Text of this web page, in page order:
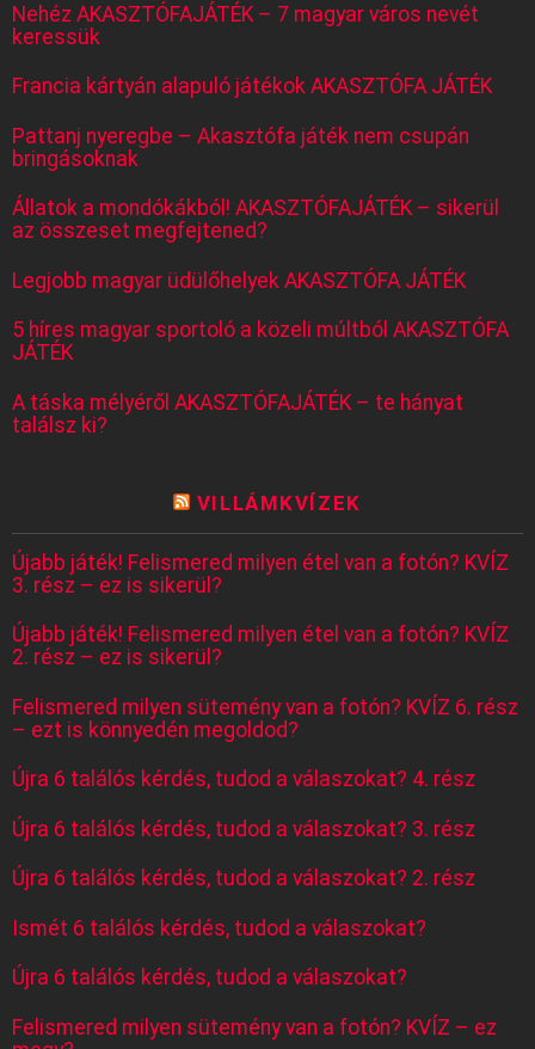
Nehéz AKASZTÓFAJÁTÉK – 7 magyar város nevét
keressük
Francia kártyán alapuló játékok AKASZTÓFA JÁTÉK
Pattanj nyeregbe – Akasztófa játék nem csupán
bringásoknak
Állatok a mondókákból! AKASZTÓFAJÁTÉK – sikerül
az összeset megfejtened?
Legjobb magyar üdülőhelyek AKASZTÓFA JÁTÉK
5 híres magyar sportoló a közeli múltból AKASZTÓFA
JÁTÉK
A táska mélyéről AKASZTÓFAJÁTÉK – te hányat
találsz ki?
VILLÁMKVÍZEK
Újabb játék! Felismered milyen étel van a fotón? KVÍZ
3. rész – ez is sikerül?
Újabb játék! Felismered milyen étel van a fotón? KVÍZ
2. rész – ez is sikerül?
Felismered milyen sütemény van a fotón? KVÍZ 6. rész
– ezt is könnyedén megoldod?
Újra 6 találós kérdés, tudod a válaszokat? 4. rész
Újra 6 találós kérdés, tudod a válaszokat? 3. rész
Újra 6 találós kérdés, tudod a válaszokat? 2. rész
Ismét 6 találós kérdés, tudod a válaszokat?
Újra 6 találós kérdés, tudod a válaszokat?
Felismered milyen sütemény van a fotón? KVÍZ – ez